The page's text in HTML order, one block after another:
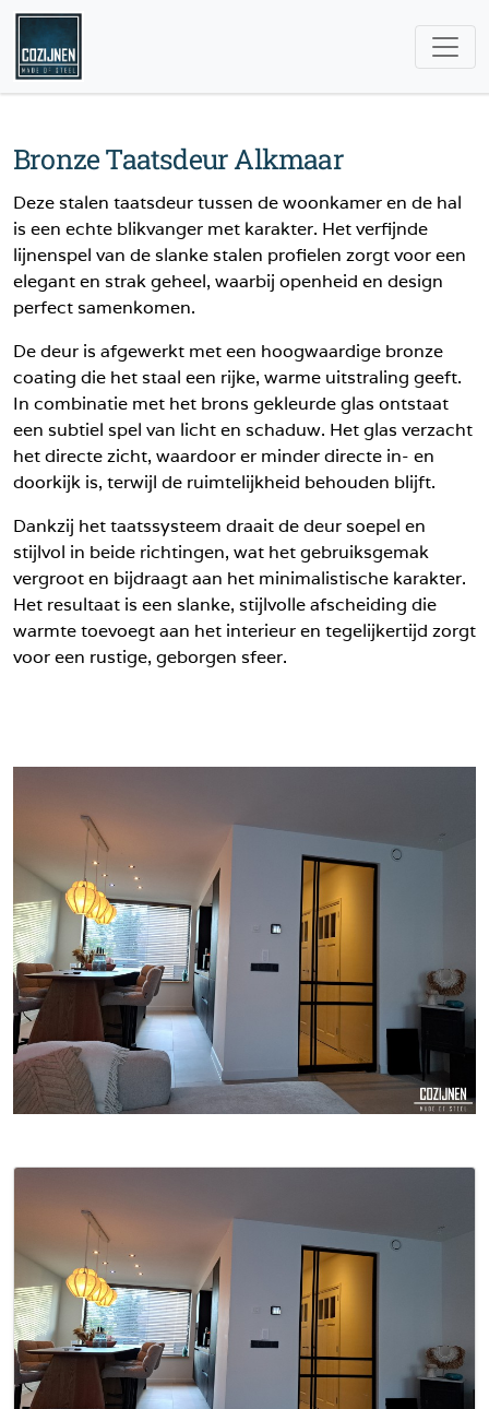
Bronze Taatsdeur Alkmaar
Deze stalen taatsdeur tussen de woonkamer en de hal
is een echte blikvanger met karakter. Het verfijnde
lijnenspel van de slanke stalen profielen zorgt voor een
elegant en strak geheel, waarbij openheid en design
perfect samenkomen.
De deur is afgewerkt met een hoogwaardige bronze
coating die het staal een rijke, warme uitstraling geeft.
In combinatie met het brons gekleurde glas ontstaat
een subtiel spel van licht en schaduw. Het glas verzacht
het directe zicht, waardoor er minder directe in- en
doorkijk is, terwijl de ruimtelijkheid behouden blijft.
Dankzij het taatssysteem draait de deur soepel en
stijlvol in beide richtingen, wat het gebruiksgemak
vergroot en bijdraagt aan het minimalistische karakter.
Het resultaat is een slanke, stijlvolle afscheiding die
warmte toevoegt aan het interieur en tegelijkertijd zorgt
voor een rustige, geborgen sfeer.